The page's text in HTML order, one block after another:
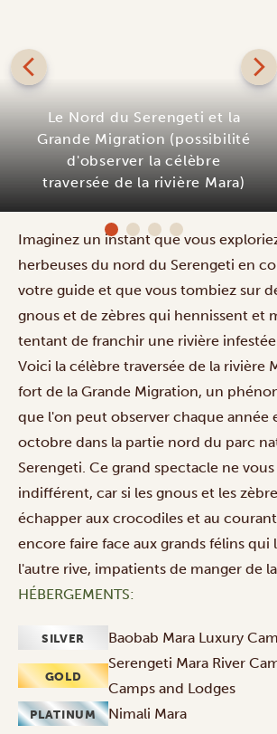
Le Nord du Serengeti et la
Grande Migration (possibilité
d'observer la célèbre
traversée de la rivière Mara)
Imaginez un instant que vous
herbeuses du nord du Serengeti en
votre guide et que vous tombiez sur
gnous et de zèbres qui hennissent et
tentant de franchir une rivière
Voici la célèbre traversée de la rivière
fort de la Grande Migration, un
que l'on peut observer chaque année
octobre dans la partie nord du parc
Serengeti. Ce grand spectacle ne vous
indifférent, car si les gnous et les
échapper aux crocodiles et au
encore faire face aux grands félins qui
l'autre rive, impatients de manger de la
HÉBERGEMENTS:
SILVER Baobab Mara Luxury
GOLD
Serengeti Mara River
Camps and Lodges
PLATINUM Nimali Mara